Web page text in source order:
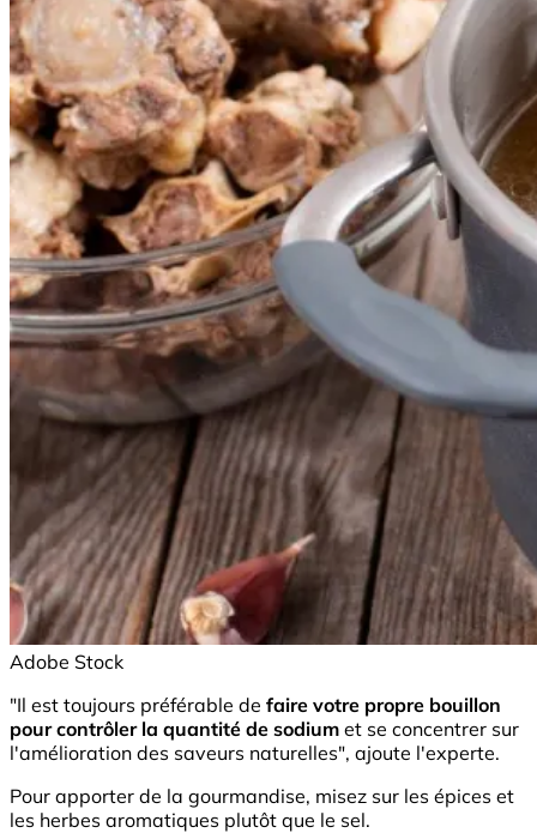
Adobe Stock
"Il est toujours préférable de faire votre propre bouillon
pour contrôler la quantité de sodium et se concentrer sur
l'amélioration des saveurs naturelles", ajoute l'experte.
Pour apporter de la gourmandise, misez sur les épices et
les herbes aromatiques plutôt que le sel.